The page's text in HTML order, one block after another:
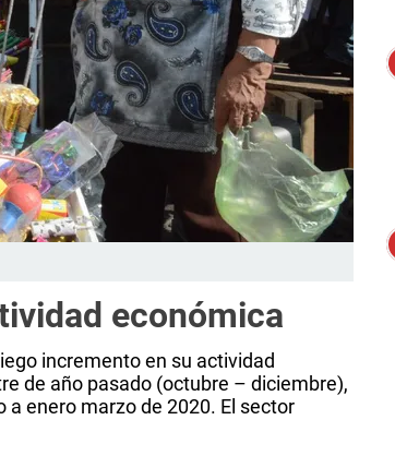
económica
incremento en su actividad
de año pasado (octubre – diciembre),
enero marzo de 2020. El sector